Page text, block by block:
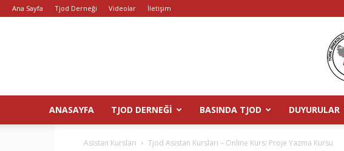
Ana Sayfa Tjod Derneği Videolar İletişim
ANASAYFA TJOD DERNEĞI BASINDA TJOD DUYURULAR
Asistan Kursları Tjod Asistan Kursları – Online Kurs: Proje Yazma Kursu